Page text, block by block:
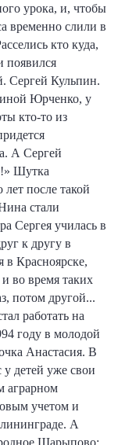
урока, и, чтобы
временно слили в
кто куда,
появился
Сергей Кульпин.
Юрченко, у
кто-то из
А Сергей
Шутка
лет после такой
стали
Сергея училась в
к другу в
в Красноярске,
во время таких
потом другой...
работать на
году в молодой
Анастасия. В
детей уже свои
аграрном
учетом и
А
Шарыпово: